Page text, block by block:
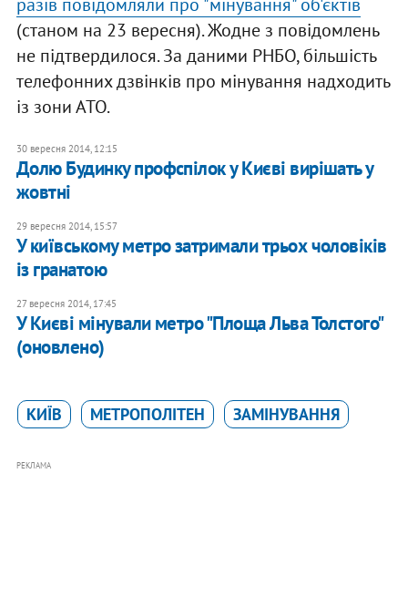
разів повідомляли про "мінування" об'єктів
(станом на 23 вересня). Жодне з повідомлень
не підтвердилося. За даними РНБО, більшість
телефонних дзвінків про мінування надходить
із зони АТО.
30 вересня 2014, 12:15
Долю Будинку профспілок у Києві вирішать у
жовтні
29 вересня 2014, 15:57
У київському метро затримали трьох чоловіків
із гранатою
27 вересня 2014, 17:45
У Києві мінували метро "Площа Льва Толстого" ​​
(оновлено)
КИЇВ МЕТРОПОЛІТЕН ЗАМІНУВАННЯ
РЕКЛАМА